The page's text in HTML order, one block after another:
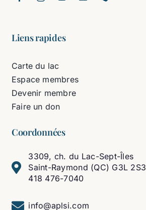
Liens rapides
Carte du lac
Espace membres
Devenir membre
Faire un don
Coordonnées
3309, ch. du Lac-Sept-Îles
Saint-Raymond (QC) G3L 2S3
418 476-7040
info@aplsi.com